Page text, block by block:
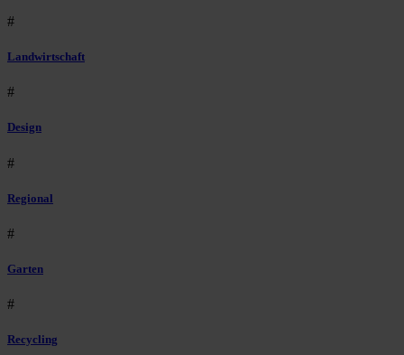
#
Landwirtschaft
#
Design
#
Regional
#
Garten
#
Recycling